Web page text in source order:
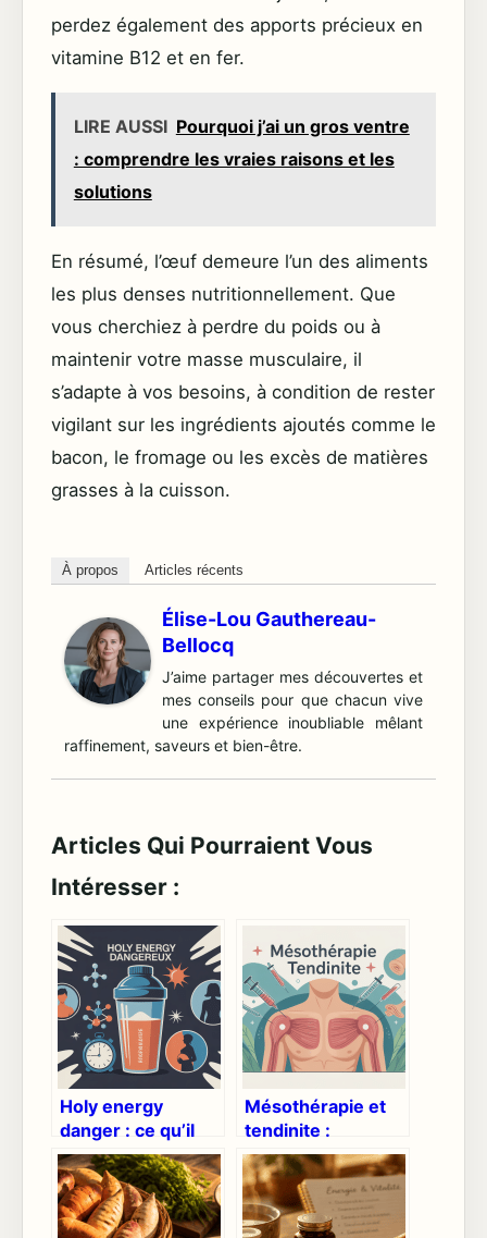
perdez également des apports précieux en
vitamine B12 et en fer.
LIRE AUSSI Pourquoi j’ai un gros ventre
: comprendre les vraies raisons et les
solutions
En résumé, l’œuf demeure l’un des aliments
les plus denses nutritionnellement. Que
vous cherchiez à perdre du poids ou à
maintenir votre masse musculaire, il
s’adapte à vos besoins, à condition de rester
vigilant sur les ingrédients ajoutés comme le
bacon, le fromage ou les excès de matières
grasses à la cuisson.
À propos Articles récents
Élise-Lou Gauthereau-
Bellocq
J’aime partager mes découvertes et
mes conseils pour que chacun vive
une expérience inoubliable mêlant
raffinement, saveurs et bien-être.
Articles Qui Pourraient Vous
Intéresser :
Holy energy
danger : ce qu’il
faut vraiment
savoir avant d’en
boire
Mésothérapie et
tendinite :
efficacité,
indications,
risques et
résultats